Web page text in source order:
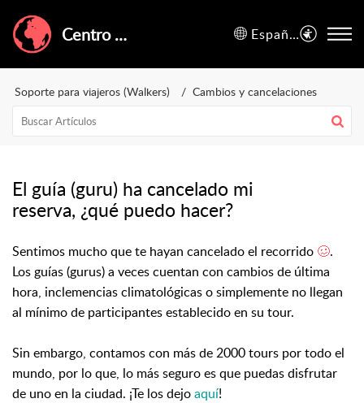
Centro de Ayuda de GuruWalk Español (España)
Soporte para viajeros (Walkers) Cambios y cancelaciones
El guía (guru) ha cancelado mi
reserva, ¿qué puedo hacer?
Sentimos mucho que te hayan cancelado el recorrido 🥴.
Los guías (gurus) a veces cuentan con cambios de última
hora, inclemencias climatológicas o simplemente no llegan
al mínimo de participantes establecido en su tour.
Sin embargo, contamos con más de 2000 tours por todo el
mundo, por lo que, lo más seguro es que puedas disfrutar
de uno en la ciudad. ¡Te los dejoaquí!